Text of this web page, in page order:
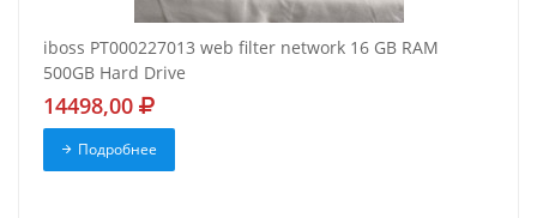
iboss PT000227013 web filter network 16 GB RAM
500GB Hard Drive
14498,00
Подробнее